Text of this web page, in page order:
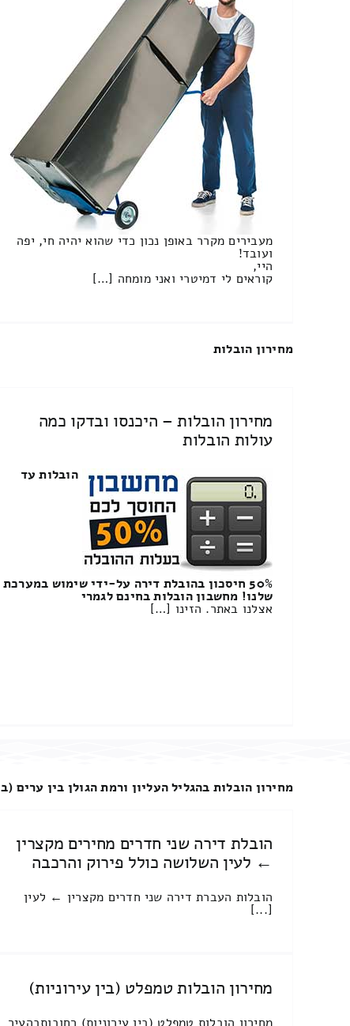
מעבירים מקרר באופן נכון כדי שהוא יהיה חי, יפה
ועובד!
היי,
קוראים לי דמיטרי ואני מומחה […]
מחירון הובלות
מחירון הובלות – היכנסו ובדקו כמה
עולות הובלות
הובלות עד
50% חיסכון בהובלת דירה על-ידי שימוש במערכת
שלנו! מחשבון הובלות בחינם לגמרי
אצלנו באתר. הזינו […]
מחירון הובלות בהגליל העליון ורמת הגולן בין ערים
הובלת דירה שני חדרים מחירים מקצרין
← לעין השלושה כולל פירוק והרכבה
הובלות העברת דירה שני חדרים מקצרין ← לעין
[...]
מחירון הובלות טמפלט (בין עירוניות)